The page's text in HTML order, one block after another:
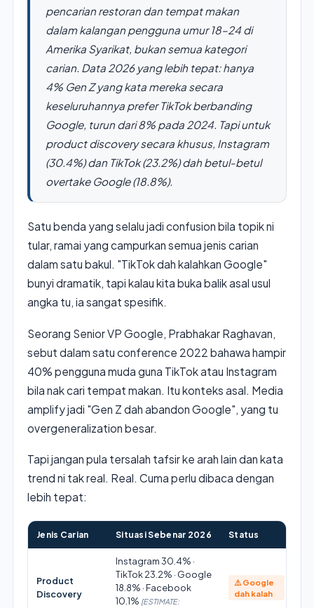
pencarian restoran dan tempat makan
dalam kalangan pengguna umur 18–24 di
Amerika Syarikat, bukan semua kategori
carian. Data 2026 yang lebih tepat: hanya
4% Gen Z yang kata mereka secara
keseluruhannya prefer TikTok berbanding
Google, turun dari 8% pada 2024. Tapi untuk
product discoverysecara khusus, Instagram
(30.4%) dan TikTok (23.2%) dah betul-betul
overtake Google (18.8%).
Satu benda yang selalu jadi confusion bila topik ni
tular, ramai yang campurkan semua jenis carian
dalam satu bakul. "TikTok dah kalahkan Google"
bunyi dramatik, tapi kalau kita buka balik asal usul
angka tu, ia sangat spesifik.
Seorang Senior VP Google, Prabhakar Raghavan,
sebut dalam satu conference 2022 bahawa hampir
40% pengguna muda guna TikTok atau Instagram
bila nak cari tempat makan. Itu konteks asal. Media
amplify jadi "Gen Z dah abandon Google", yang tu
overgeneralization besar.
Tapi jangan pula tersalah tafsir ke arah lain dan kata
trend ni tak real. Real. Cuma perlu dibaca dengan
lebih tepat:
Jenis Carian Situasi Sebenar 2026 Status
Product
Discovery
Instagram 30.4% ·
TikTok 23.2% · Google
18.8% · Facebook
10.1% [ESTIMATE:
⚠️ Google
dah kalah